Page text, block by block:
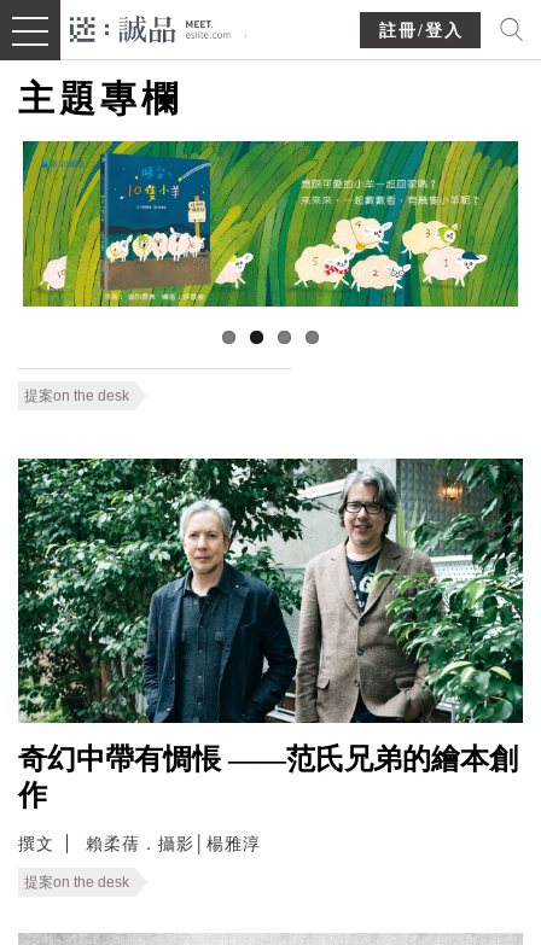
註冊/登入
主題專欄
提案on the desk
奇幻中帶有惆悵 ——范氏兄弟的繪本創
作
撰文 賴柔蒨．攝影│楊雅淳
提案on the desk